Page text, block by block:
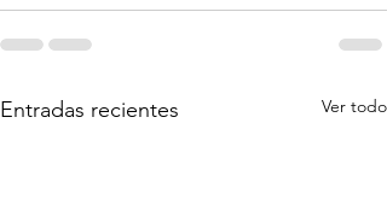
Entradas recientes Ver todo